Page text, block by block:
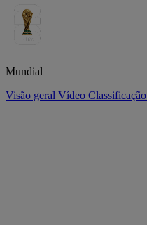
Mundial
Visão geral Vídeo Classificação